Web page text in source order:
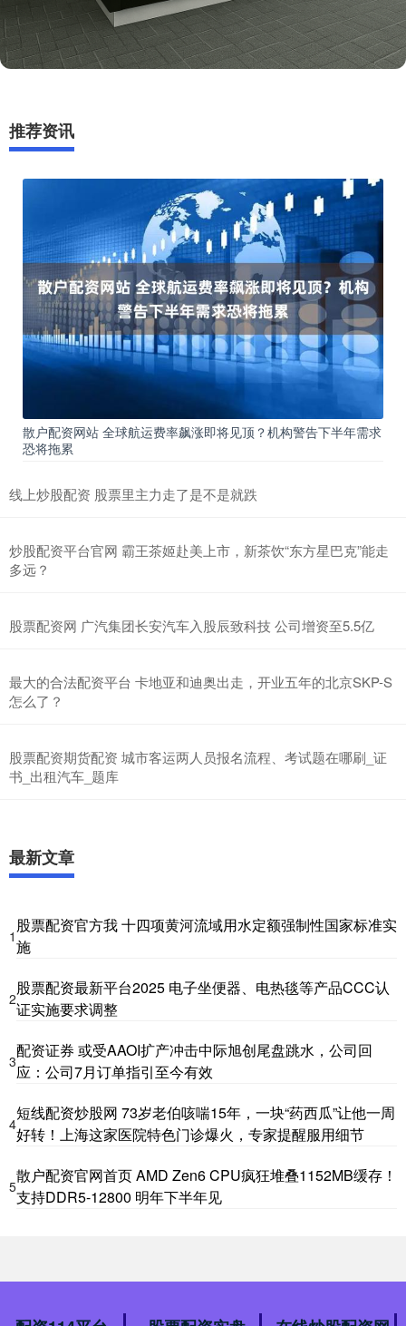
推荐资讯
散户配资网站 全球航运费率飙涨即将见顶？机构警告下半年需求
恐将拖累
线上炒股配资 股票里主力走了是不是就跌
炒股配资平台官网 霸王茶姬赴美上市，新茶饮“东方星巴克”能走
多远？
股票配资网 广汽集团长安汽车入股辰致科技 公司增资至5.5亿
最大的合法配资平台 卡地亚和迪奥出走，开业五年的北京SKP-S
怎么了？
股票配资期货配资 城市客运两人员报名流程、考试题在哪刷_证
书_出租汽车_题库
最新文章
1
股票配资官方我 十四项黄河流域用水定额强制性国家标准实
施
2
股票配资最新平台2025 电子坐便器、电热毯等产品CCC认
证实施要求调整
3
配资证券 或受AAOI扩产冲击中际旭创尾盘跳水，公司回
应：公司7月订单指引至今有效
4
短线配资炒股网 73岁老伯咳喘15年，一块“药西瓜”让他一周
好转！上海这家医院特色门诊爆火，专家提醒服用细节
5
散户配资官网首页 AMD Zen6 CPU疯狂堆叠1152MB缓存！
支持DDR5-12800 明年下半年见